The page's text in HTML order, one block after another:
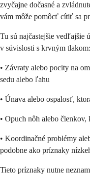
zvyčajne dočasné a
vám môže pomôcť cítiť sa
Tu sú najčastejšie
v súvislosti s krvným tlakom:
• Závraty alebo pocity na
sedu alebo ľahu
• Únava alebo ospalosť,
• Opuch nôh alebo
• Koordinačné problémy
podobne ako príznaky
Tieto príznaky nutne